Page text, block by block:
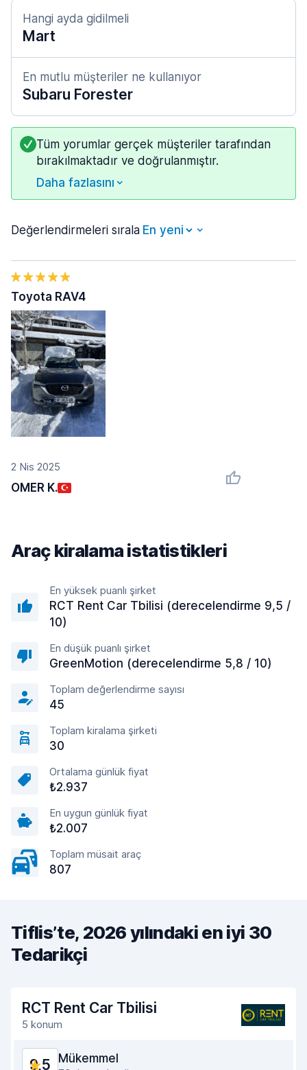
Hangi ayda gidilmeli
Mart
En mutlu müşteriler ne kullanıyor
Subaru Forester
Tüm yorumlar gerçek müşteriler tarafından
bırakılmaktadır ve doğrulanmıştır.
Daha fazlasını
Değerlendirmeleri sırala
2 Nis 2025
OMER K.
Toyota RAV4
Araç kiralama istatistikleri
En yüksek puanlı şirket
RCT Rent Car Tbilisi (derecelendirme 9,5 /
10)
En düşük puanlı şirket
GreenMotion (derecelendirme 5,8 / 10)
Toplam değerlendirme sayısı
45
Toplam kiralama şirketi
30
Ortalama günlük fiyat
₺2.937
En uygun günlük fiyat
₺2.007
Toplam müsait araç
807
Tiflis’te, 2026 yılındaki en iyi 30
Tedarikçi
RCT Rent Car Tbilisi
5 konum
9,5 Mükemmel